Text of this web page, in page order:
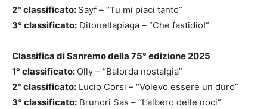
2° classificato: Sayf – “Tu mi piaci tanto”
3° classificato: Ditonellapiaga – “Che fastidio!”
Classifica di Sanremo della 75° edizione 2025
1° classificato: Olly – “Balorda nostalgia”
2° classificato: Lucio Corsi – “Volevo essere un duro”
3° classificato: Brunori Sas – “L’albero delle noci”